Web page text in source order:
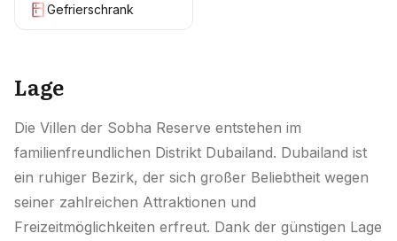
Gefrierschrank
Lage
Die Villen der Sobha Reserve entstehen im
familienfreundlichen Distrikt Dubailand. Dubailand ist
ein ruhiger Bezirk, der sich großer Beliebtheit wegen
seiner zahlreichen Attraktionen und
Freizeitmöglichkeiten erfreut. Dank der günstigen Lage